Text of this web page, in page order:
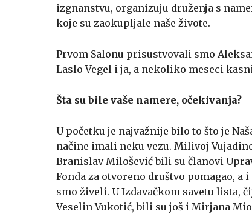
izgnanstvu, organizuju druženja s
koje su zaokupljale naše živote.
Prvom Salonu prisustvovali smo
Laslo Vegel i ja, a nekoliko meseci
Šta su bile vaše namere, očekivanja?
U početku je najvažnije bilo to što je
načine imali neku vezu. Milivoj
Branislav Milošević bili su članovi
Fonda za otvoreno društvo pomagao,
smo živeli. U Izdavačkom savetu lista,
Veselin Vukotić, bili su još i Mirjana